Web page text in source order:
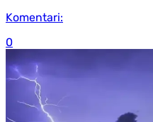
Komentari:
0